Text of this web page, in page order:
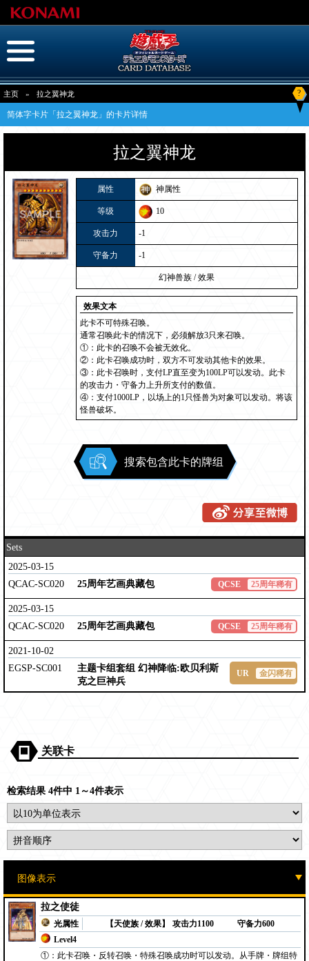
主页 » 拉之翼神龙 ?
简体字卡片「拉之翼神龙」的卡片详情
拉之翼神龙
属性 神属性
等级 10
攻击力 -1
守备力 -1
幻神兽族 / 效果
效果文本
此卡不可特殊召唤。
通常召唤此卡的情况下，必须解放3只来召唤。
①：此卡的召唤不会被无效化。
②：此卡召唤成功时，双方不可发动其他卡的效果。
③：此卡召唤时，支付LP直至变为100LP可以发动。此卡
的攻击力・守备力上升所支付的数值。
④：支付1000LP，以场上的1只怪兽为对象可以发动。将该
怪兽破坏。
搜索包含此卡的牌组
Sets
2025-03-15
QCAC-SC020
25周年艺画典藏包 QCSE 25周年稀有
2025-03-15
QCAC-SC020
25周年艺画典藏包 QCSE 25周年稀有
2021-10-02
EGSP-SC001
主题卡组套组 幻神降临:欧贝利斯
克之巨神兵
UR 金闪稀有
关联卡
检索结果 4件中 1～4件表示
拉之使徒
光属性
【天使族 / 效果】
Level4
攻击力1100 守备力600
①：此卡召唤・反转召唤・特殊召唤成功时可以发动。从手牌・牌组特